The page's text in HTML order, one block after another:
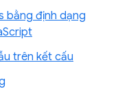
bằng định dạng
trên kết cấu